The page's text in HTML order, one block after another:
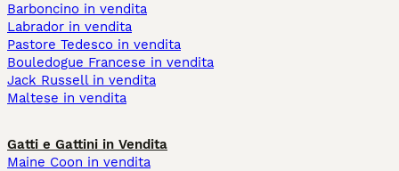
Barboncino in vendita
Labrador in vendita
Pastore Tedesco in vendita
Bouledogue Francese in vendita
Jack Russell in vendita
Maltese in vendita
Gatti e Gattini in Vendita
Maine Coon in vendita